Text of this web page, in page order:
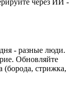
- разные люди.
Обновляйте
(борода, стрижка,